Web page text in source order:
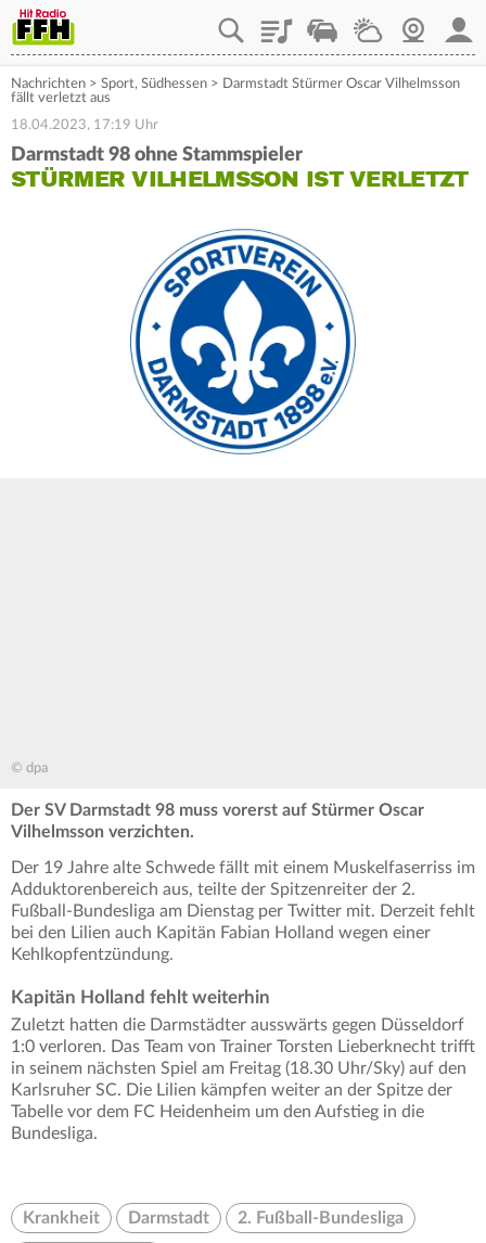
PlaylistStaupilotWetterWebcam
Nachrichten > Sport, Südhessen > Darmstadt Stürmer Oscar Vilhelmsson
fällt verletzt aus
18.04.2023, 17:19 Uhr
Darmstadt 98 ohne Stammspieler
STÜRMER VILHELMSSON IST VERLETZT
© dpa
Der SV Darmstadt 98 muss vorerst auf Stürmer Oscar
Vilhelmsson verzichten.
Der 19 Jahre alte Schwede fällt mit einem Muskelfaserriss im
Adduktorenbereich aus, teilte der Spitzenreiter der 2.
Fußball-Bundesliga am Dienstag per Twitter mit. Derzeit fehlt
bei den Lilien auch Kapitän Fabian Holland wegen einer
Kehlkopfentzündung.
Kapitän Holland fehlt weiterhin
Zuletzt hatten die Darmstädter ausswärts gegen Düsseldorf
1:0 verloren. Das Team von Trainer Torsten Lieberknecht trifft
in seinem nächsten Spiel am Freitag (18.30 Uhr/Sky) auf den
Karlsruher SC. Die Lilien kämpfen weiter an der Spitze der
Tabelle vor dem FC Heidenheim um den Aufstieg in die
Bundesliga.
Krankheit Darmstadt 2. Fußball-Bundesliga